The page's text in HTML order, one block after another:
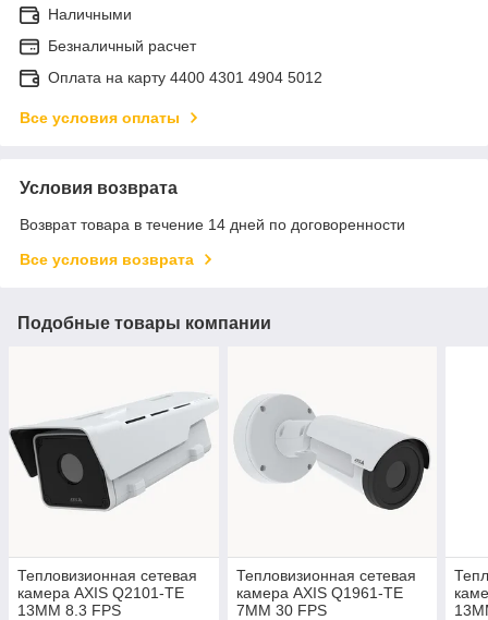
Наличными
Безналичный расчет
Оплата на карту 4400 4301 4904 5012
Все условия оплаты
Условия возврата
Возврат товара в течение 14 дней по договоренности
Все условия возврата
Подобные товары компании
Тепловизионная сетевая
камера AXIS Q2101-TE
13MM 8.3 FPS
Тепловизионная сетевая
камера AXIS Q1961-TE
7MM 30 FPS